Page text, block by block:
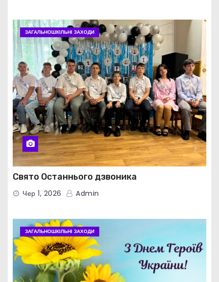
ЗАГАЛЬНОШКІЛЬНІ ЗАХОДИ
Свято Останнього дзвоника
Чер 1, 2026 Admin
ЗАГАЛЬНОШКІЛЬНІ ЗАХОДИ